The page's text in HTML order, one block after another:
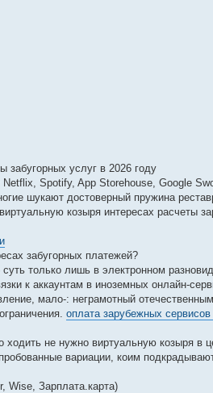
забугорных услуг в 2026 году
Spotify, App Storehouse, Google
шукают достоверный пружина
козыря интересах расчеты
забугорных платежей?
только лишь в электронном
к аккаунтам в иноземных онлайн-
мало-: неграмотный
оплата зарубежных
не нужно виртуальную козыря в
вариации, коим
Wise, Зарплата.карта)